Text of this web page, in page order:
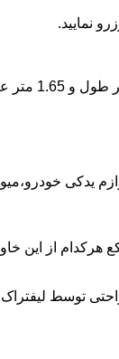
نمایید.
یدکی
هرکدام از این
توسط لیفتراک